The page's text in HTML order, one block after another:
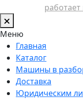
Меню
Главная
Каталог
Машины в
Доставка
Юридическим